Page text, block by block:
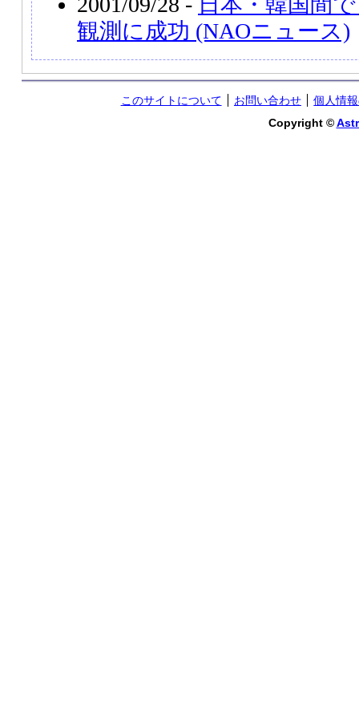
観測に成功 (NAOニュース)
このサイトについて お問い合わせ
個人情
Copyright ©